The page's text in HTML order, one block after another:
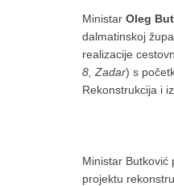
Ministar Oleg
dalmatinskoj
realizacije
8, Zadar) s
Rekonstrukcija i
Ministar Butković
projektu